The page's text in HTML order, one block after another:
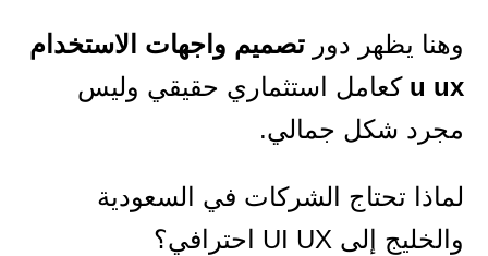
وهنا يظهر دورتصميم واجهات الاستخدام
u ux كعامل استثماري حقيقي وليس
مجرد شكل جمالي.
لماذا تحتاج الشركات في السعودية
والخليج إلى UI UX احترافي؟